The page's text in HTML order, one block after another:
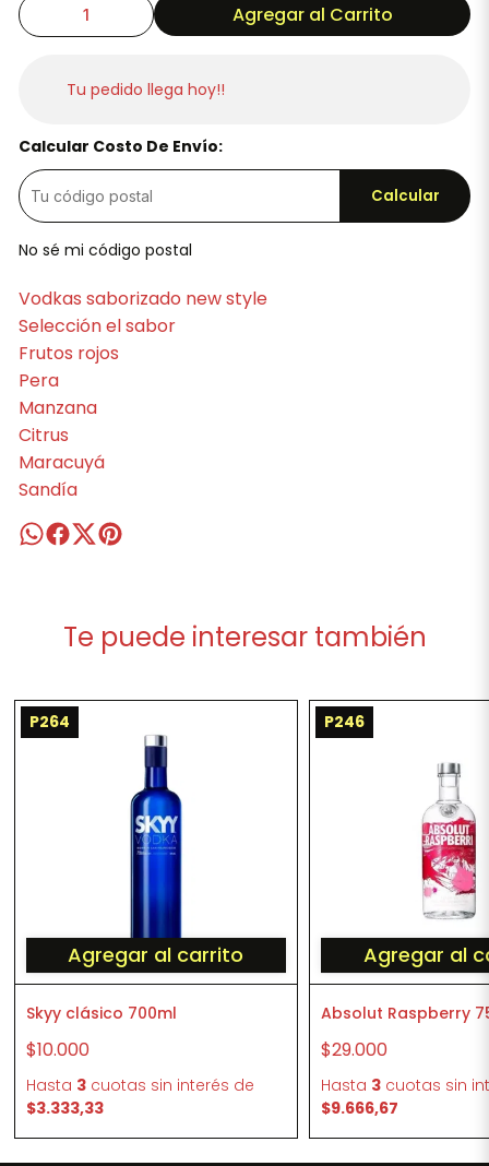
Agregar al Carrito
Tu pedido llega hoy!!
Calcular Costo De Envío:
Calcular
No sé mi código postal
Vodkas saborizado new style
Selección el sabor
Frutos rojos
Pera
Manzana
Citrus
Maracuyá
Sandía
Te puede interesar también
P264
Agregar al carrito
Skyy clásico 700ml
$10.000
Hasta 3cuotas sin interés de
$3.333,33
P246
Agregar al
Absolut Raspberry
$29.000
Hasta 3 cuotas sin
$9.666,67